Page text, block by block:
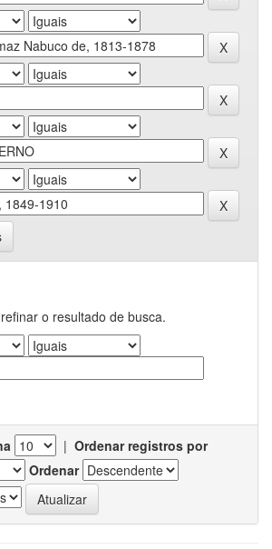
o resultado de busca.
| Ordenar registros por
Ordenar